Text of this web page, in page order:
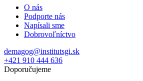
O nás
Podporte nás
Napísali sme
Dobrovoľníctvo
demagog@institutsgi.sk
+421 910 444 636
Doporučujeme